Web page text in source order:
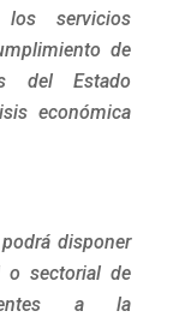
servicios
de
del Estado
económica
disponer
o sectorial de
a la